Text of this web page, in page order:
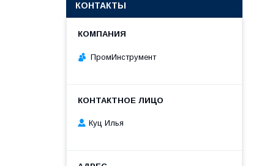
КОНТАКТЫ
ПромИнструмент
Куц Илья